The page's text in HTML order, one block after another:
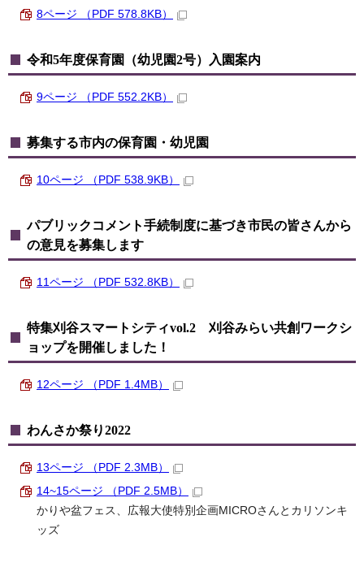
8ページ （PDF 578.8KB）
令和5年度保育園（幼児園2号）入園案内
9ページ （PDF 552.2KB）
募集する市内の保育園・幼児園
10ページ （PDF 538.9KB）
パブリックコメント手続制度に基づき市民の皆さんから
の意見を募集します
11ページ （PDF 532.8KB）
特集刈谷スマートシティvol.2 刈谷みらい共創ワークシ
ョップを開催しました！
12ページ （PDF 1.4MB）
わんさか祭り2022
13ページ （PDF 2.3MB）
14~15ページ （PDF 2.5MB）
かりや盆フェス、広報大使特別企画MICROさんとカリソンキ
ッズ